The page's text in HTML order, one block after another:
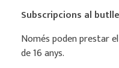
Subscripcions al
Només poden prestar
de 16 anys.